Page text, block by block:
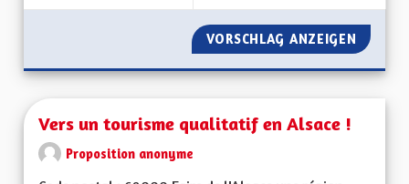
VORSCHLAG ANZEIGEN VERS
Vers un tourisme qualitatif en Alsace !
Proposition anonyme